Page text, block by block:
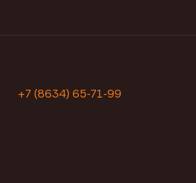
+7 (8634) 65-71-99